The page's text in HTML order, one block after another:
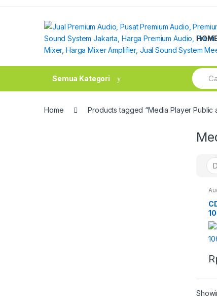
Skip
Skip
Semua Kategori
Search
for:
Home Products tagged “Media Player Public